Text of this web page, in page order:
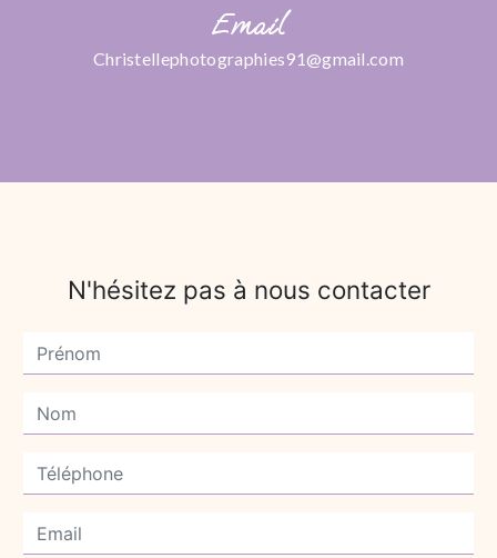
Email
christellephotographies91@gmail.com
N'hésitez pas à nous contacter